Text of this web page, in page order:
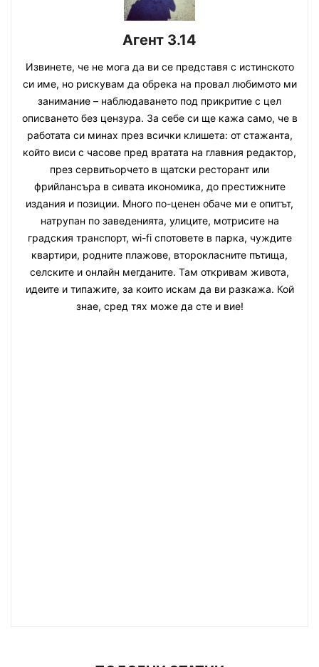
Агент 3.14
Извинете, че не мога да ви се представя с истинското
си име, но рискувам да обрека на провал любимото ми
занимание – наблюдаването под прикритие с цел
описването без цензура. За себе си ще кажа само, че в
работата си минах през всички клишета: от стажанта,
който виси с часове пред вратата на главния редактор,
през сервитьорчето в щатски ресторант или
фрийлансъра в сивата икономика, до престижните
издания и позиции. Много по-ценен обаче ми е опитът,
натрупан по заведенията, улиците, мотрисите на
градския транспорт, wi-fi спотовете в парка, чуждите
квартири, родните плажове, второкласните пътища,
селските и онлайн мегданите. Там откривам живота,
идеите и типажите, за които искам да ви разкажа. Кой
знае, сред тях може да сте и вие!